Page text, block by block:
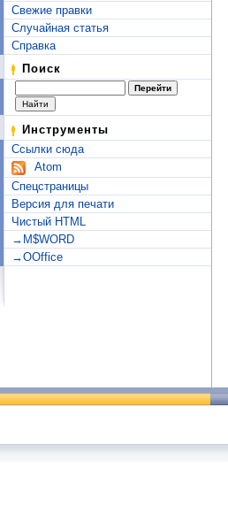
Свежие правки
Случайная статья
Справка
Поиск
Инструменты
Ссылки сюда
Atom
Спецстраницы
Версия для печати
Чистый HTML
→M$WORD
→OOffice